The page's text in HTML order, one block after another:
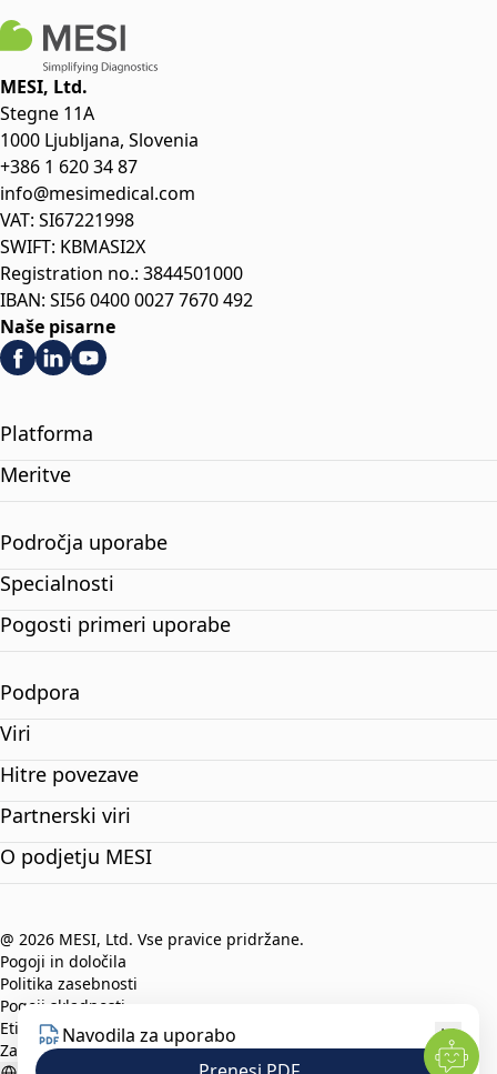
Navodila za uporabo
MESI, Ltd.
Stegne 11A
1000 Ljubljana, Slovenia
+386 1 620 34 87
info@mesimedical.com
VAT: SI67221998
SWIFT: KBMASI2X
Registration no.: 3844501000
IBAN: SI56 0400 0027 7670 492
Naše pisarne
Platforma
Meritve
Področja uporabe
Specialnosti
Pogosti primeri uporabe
Podpora
Viri
Hitre povezave
Partnerski viri
O podjetju MESI
@ 2026 MESI, Ltd. Vse pravice pridržane.
Pogoji in določila
Politika zasebnosti
Pogoji skladnosti
Etični kodeks
Zaščita prijaviteljev